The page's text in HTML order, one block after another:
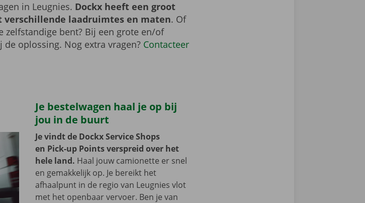
in Leugnies. Dockx heeft een groot
verschillende laadruimtes en maten. Of
zelfstandige bent? Bij een grote en/of
oplossing. Nog extra vragen? Contacteer
Je bestelwagen haal je op bij
jou in de buurt
Je vindt de Dockx Service Shops
en Pick-up Points verspreid over het
hele land. Haal jouw camionette er snel
en gemakkelijk op. Je bereikt het
afhaalpunt in de regio van Leugnies vlot
met het openbaar vervoer. Ben je van